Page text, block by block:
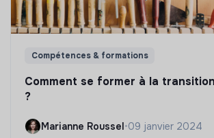
Compétences & formations
Comment se former à la
?
Marianne Roussel•09 janvier 2024